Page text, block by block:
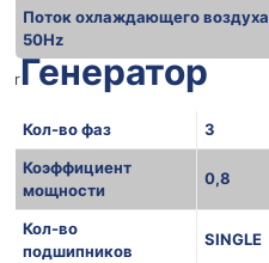
Поток охлаждающего воздуха
50Hz
rГенератор
Кол-во фаз
3
Коэффициент
мощности
0,8
Кол-во
подшипников
SINGLE